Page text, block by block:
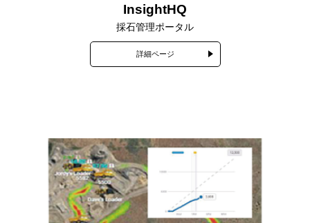
InsightHQ
採石管理ポータル
詳細ページ